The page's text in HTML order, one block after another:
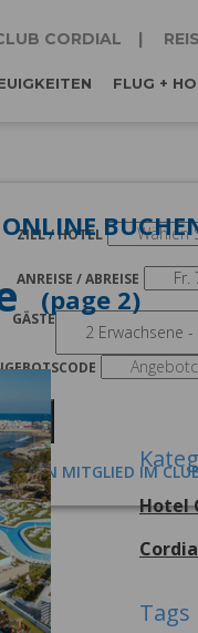
CORDIAL
FLUG +
ONLINE
ZIEL / HOTEL
ANREISE / ABREISE
GÄSTE
ICH BIN MITGLIED IM
2
Hotel
Tags